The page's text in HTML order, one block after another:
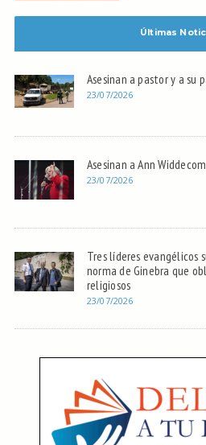
Últimas
Asesinan a pastor y a su
23/07/2026
Asesinan a Ann
23/07/2026
Tres líderes evangélicos
norma de Ginebra que
religiosos
23/07/2026